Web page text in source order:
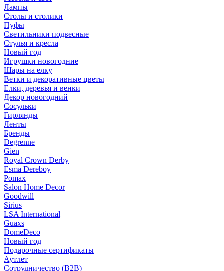
Лампы
Столы и столики
Пуфы
Светильники подвесные
Стулья и кресла
Новый год
Игрушки новогодние
Шары на елку
Ветки и декоративные цветы
Елки, деревья и венки
Декор новогодний
Сосульки
Гирлянды
Ленты
Бренды
Degrenne
Gien
Royal Crown Derby
Esma Dereboy
Pomax
Salon Home Decor
Goodwill
Sirius
LSA International
Guaxs
DomeDeco
Новый год
Подарочные сертификаты
Аутлет
Сотрудничество (B2B)